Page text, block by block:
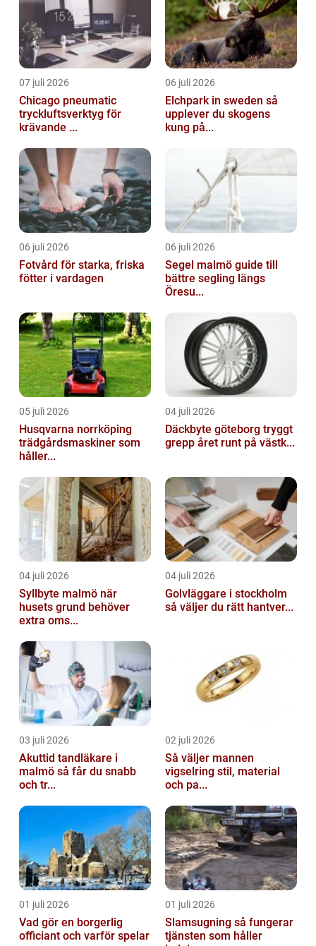
07 juli 2026
Chicago pneumatic
tryckluftsverktyg för
krävande ...
06 juli 2026
Elchpark in sweden så
upplever du skogens
kung på...
06 juli 2026
Fotvård för starka, friska
fötter i vardagen
06 juli 2026
Segel malmö guide till
bättre segling längs
Öresu...
05 juli 2026
Husqvarna norrköping
trädgårdsmaskiner som
håller...
04 juli 2026
Däckbyte göteborg tryggt
grepp året runt på västk...
04 juli 2026
Syllbyte malmö när
husets grund behöver
extra oms...
04 juli 2026
Golvläggare i stockholm
så väljer du rätt hantver...
03 juli 2026
Akuttid tandläkare i
malmö så får du snabb
och tr...
02 juli 2026
Så väljer mannen
vigselring stil, material
och pa...
01 juli 2026
Vad gör en borgerlig
officiant och varför spelar
01 juli 2026
Slamsugning så fungerar
tjänsten som håller